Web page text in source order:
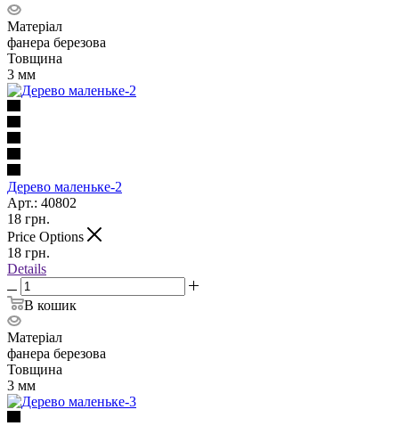
Матеріал
фанера березова
Товщина
3 мм
Дерево маленьке-2
Арт.: 40802
18 грн.
Price Options
18 грн.
Details
В кошик
Матеріал
фанера березова
Товщина
3 мм